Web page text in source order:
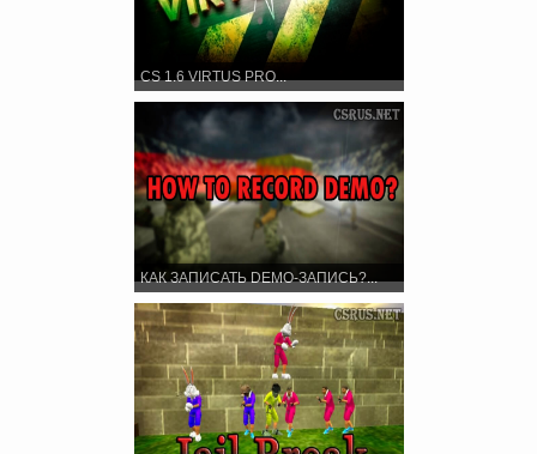
CS 1.6 VIRTUS PRO...
КАК ЗАПИСАТЬ DEMO-ЗАПИСЬ?...